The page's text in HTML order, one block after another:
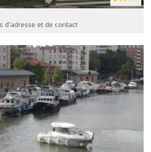
d'adresse et de contact